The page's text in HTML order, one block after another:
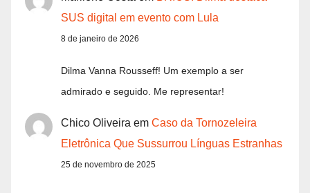
SUS digital em evento com Lula
8 de janeiro de 2026
Dilma Vanna Rousseff! Um exemplo a ser
admirado e seguido. Me representar!
Chico Oliveira em Caso da Tornozeleira
Eletrônica Que Sussurrou Línguas Estranhas
25 de novembro de 2025